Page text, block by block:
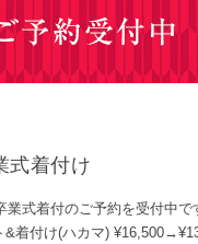
式着付け
業式着付のご予約を受付中で
&着付け(ハカマ)